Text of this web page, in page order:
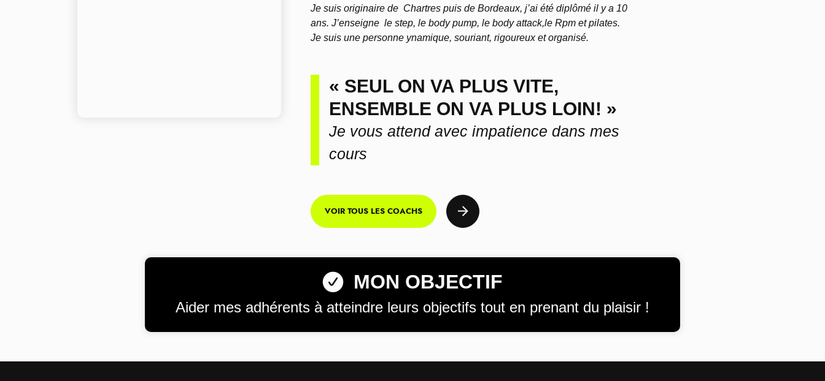
Je suis originaire de Chartres puis de Bordeaux, j’ai été diplômé il y a 10
ans. J’enseigne le step, le body pump, le body attack,le Rpm et pilates.
Je suis une personne ynamique, souriant, rigoureux et organisé.
« SEUL ON VA PLUS VITE,
ENSEMBLE ON VA PLUS LOIN! »
Je vous attend avec impatience dans mes
cours
VOIR TOUS LES COACHS
MON OBJECTIF
Aider mes adhérents à atteindre leurs objectifs tout en prenant du plaisir !